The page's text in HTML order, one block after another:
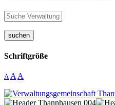
suchen
Schriftgröße
A A A